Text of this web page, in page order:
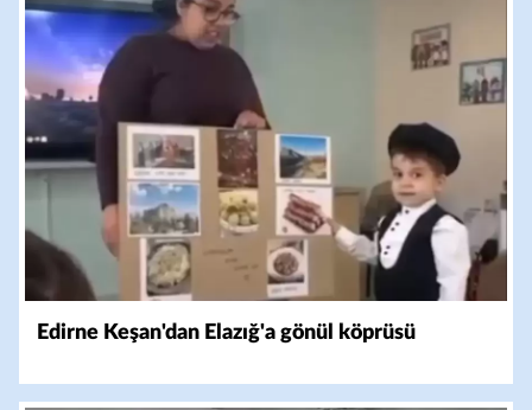
Edirne Keşan'dan Elazığ'a gönül köprüsü